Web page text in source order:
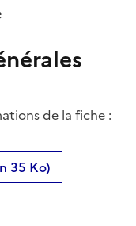
de la fiche :
35 Ko)